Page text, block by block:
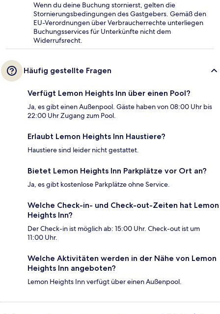
Wenn du deine Buchung stornierst, gelten die
Stornierungsbedingungen des Gastgebers. Gemäß den
EU-Verordnungen über Verbraucherrechte unterliegen
Buchungsservices für Unterkünfte nicht dem
Widerrufsrecht.
Häufig gestellte Fragen
Verfügt Lemon Heights Inn über einen Pool?
Ja, es gibt einen Außenpool. Gäste haben von 08:00 Uhr bis
22:00 Uhr Zugang zum Pool.
Erlaubt Lemon Heights Inn Haustiere?
Haustiere sind leider nicht gestattet.
Bietet Lemon Heights Inn Parkplätze vor Ort an?
Ja, es gibt kostenlose Parkplätze ohne Service.
Welche Check-in- und Check-out-Zeiten hat Lemon
Heights Inn?
Der Check-in ist möglich ab: 15:00 Uhr. Check-out ist um
11:00 Uhr.
Welche Aktivitäten werden in der Nähe von Lemon
Heights Inn angeboten?
Lemon Heights Inn verfügt über einen Außenpool.